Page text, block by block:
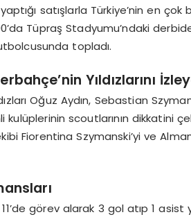
satışlarla Türkiye’nin en
Tüpraş Stadyumu’ndaki
topladı.
Yıldızlarını
Oğuz Aydın, Sebastian
scoutlarının dikkatini
Fiorentina Szymanski’yi ve
görev alarak 3 gol atıp 1